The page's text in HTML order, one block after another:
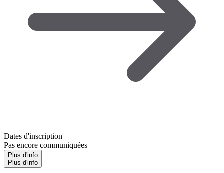
Dates d'inscription
Pas encore communiquées
Plus d'info
Plus d'info